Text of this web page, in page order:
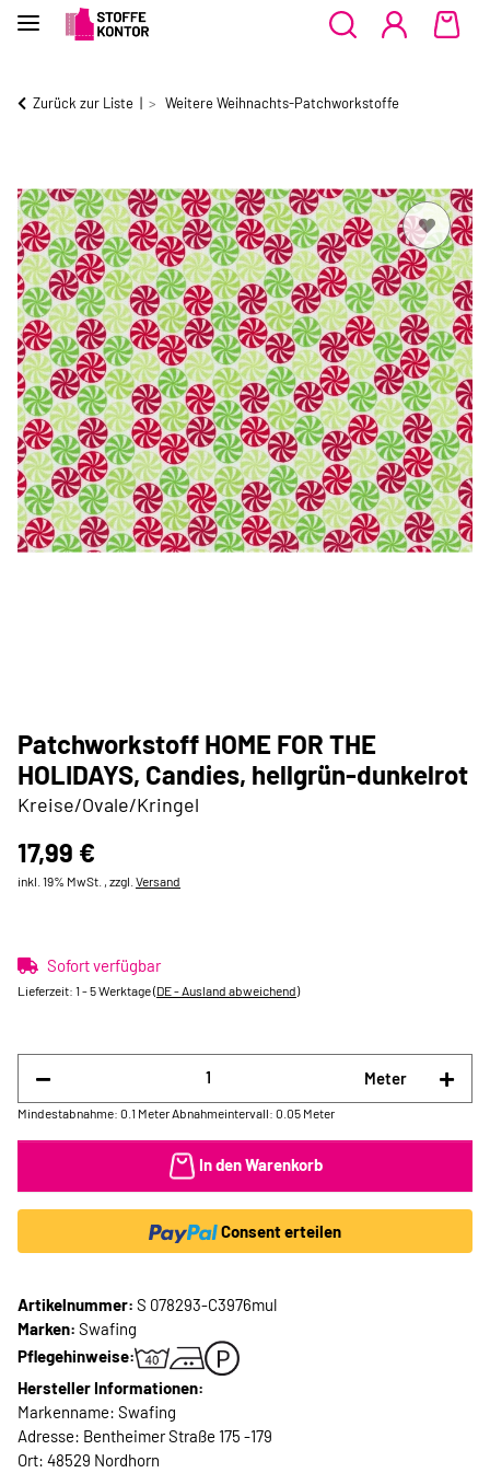
Zurück zur Liste Weitere Weihnachts-Patchworkstoffe
Patchworkstoff HOME FOR THE
HOLIDAYS, Candies, hellgrün-dunkelrot
Kreise/Ovale/Kringel
17,99 €
inkl. 19% MwSt. , zzgl. Versand
Sofort verfügbar
Lieferzeit: 1 - 5 Werktage(DE - Ausland abweichend)
Meter
Mindestabnahme: 0.1 Meter Abnahmeintervall: 0.05 Meter
In den Warenkorb
Consent erteilen
Artikelnummer: S 078293-C3976mul
Marken: Swafing
Pflegehinweise:
Hersteller Informationen:
Markenname: Swafing
Adresse: Bentheimer Straße 175 -179
Ort: 48529 Nordhorn